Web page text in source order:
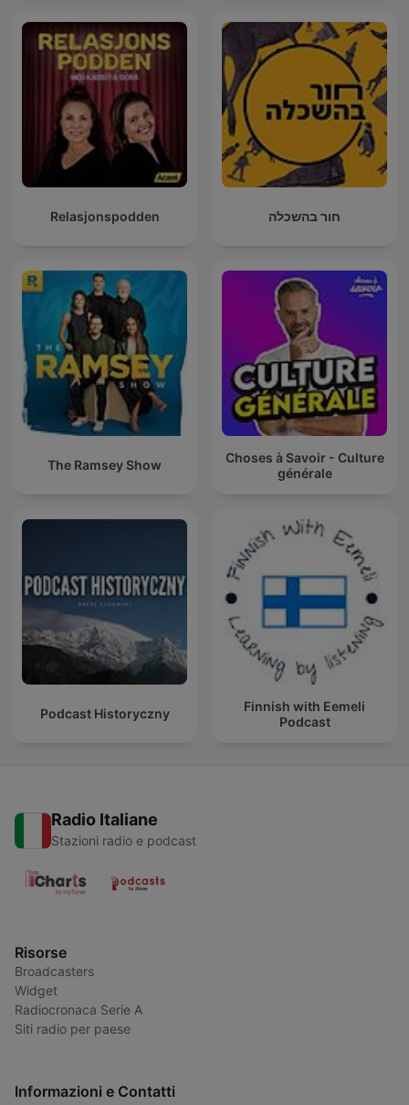
Relasjonspodden חור בהשכלה
The Ramsey Show
Choses à Savoir - Culture
générale
Podcast Historyczny
Finnish with Eemeli
Podcast
Radio Italiane
Stazioni radio e podcast
Risorse
Broadcasters
Widget
Radiocronaca Serie A
Siti radio per paese
Informazioni e Contatti